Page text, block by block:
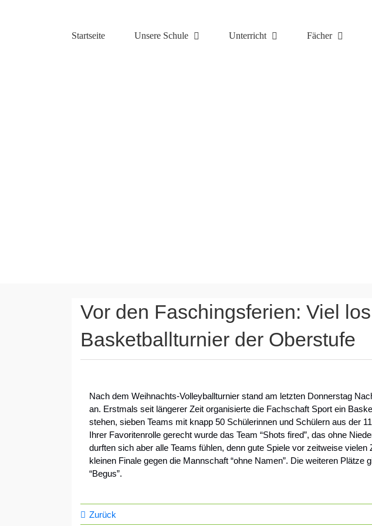
Startseite Unsere Schule Unterricht Fächer
Vor den Faschingsferien: Viel
Basketballturnier der Oberstufe
Nach dem Weihnachts-Volleyballturnier stand am letzten Donnerstag
an. Erstmals seit längerer Zeit organisierte die Fachschaft Sport ein
stehen, sieben Teams mit knapp 50 Schülerinnen und Schülern aus der
Ihrer Favoritenrolle gerecht wurde das Team “Shots fired”, das ohne
durften sich aber alle Teams fühlen, denn gute Spiele vor zeitweise
kleinen Finale gegen die Mannschaft “ohne Namen”. Die weiteren Plätze
“Begus”.
Zurück